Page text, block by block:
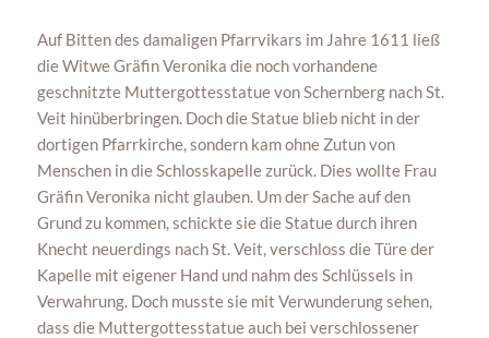
Auf Bitten des damaligen Pfarrvikars im Jahre 1611 ließ
die Witwe Gräfin Veronika die noch vorhandene
geschnitzte Muttergottesstatue von Schernberg nach St.
Veit hinüberbringen. Doch die Statue blieb nicht in der
dortigen Pfarrkirche, sondern kam ohne Zutun von
Menschen in die Schlosskapelle zurück. Dies wollte Frau
Gräfin Veronika nicht glauben. Um der Sache auf den
Grund zu kommen, schickte sie die Statue durch ihren
Knecht neuerdings nach St. Veit, verschloss die Türe der
Kapelle mit eigener Hand und nahm des Schlüssels in
Verwahrung. Doch musste sie mit Verwunderung sehen,
dass die Muttergottesstatue auch bei verschlossener